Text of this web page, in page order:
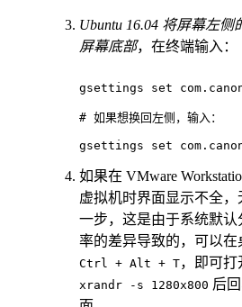
Ubuntu 16.04 将屏幕左
屏幕底部，在终端输入：
gsettings set
# 如果想换回左侧，输入：
gsettings set
如果在 VMware
虚拟机时界面显示不全
一步，这是由于系统默
率的差异导致的，可以
Ctrl + Alt + T，即可打
xrandr -s 1280x800 后